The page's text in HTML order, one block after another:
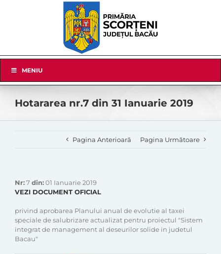
Navigation
MENIU
Hotararea nr.7 din 31 Ianuarie 2019
Pagina Anterioară Pagina Următoare
Nr:7 din:01 Ianuarie 2019
VEZI DOCUMENT OFICIAL
privind aprobarea Planului anual de evolutie al taxei
speciale de salubrizare actualizat pentru proiectul "Sistem
integrat de management al deseurilor solide in judetul
Bacau"